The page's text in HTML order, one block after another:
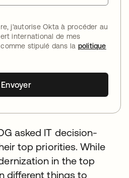
j'autorise Okta à procéder au
international de mes
stipulé dans la politique
Envoyer
asked IT decision-
top priorities. While
in the top
different things to